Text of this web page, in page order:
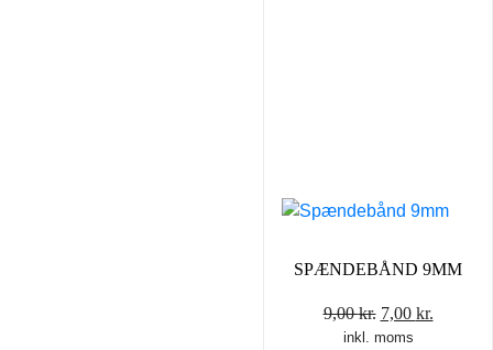
SPÆNDEBÅND 9MM
9,00kr. Den
oprindelige
7,00 kr.
inkl. moms